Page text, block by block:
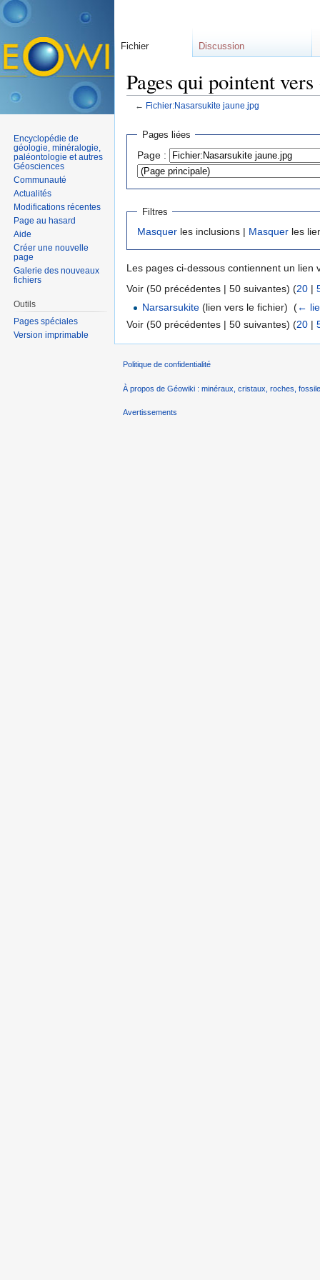
Pages qui pointent
← Fichier:Nasarsukite jaune.jpg
Pages liées
Page :
Filtres
Masquer les inclusions | Masquer les
Les pages ci-dessous contiennent un lien
Voir (50 précédentes | 50 suivantes) (20 |
Narsarsukite (lien vers le fichier) ‎(←
Voir (50 précédentes | 50 suivantes) (20 |
Fichier Discussion
Encyclopédie de
géologie, minéralogie,
paléontologie et autres
Géosciences
Communauté
Actualités
Modifications récentes
Page au hasard
Aide
Créer une nouvelle
page
Galerie des nouveaux
fichiers
Outils
Pages spéciales
Version imprimable
Politique de confidentialité
À propos de Géowiki : minéraux, cristaux, roches,
Avertissements